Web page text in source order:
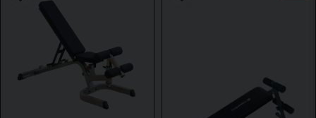
email
Sähköpostiosoite